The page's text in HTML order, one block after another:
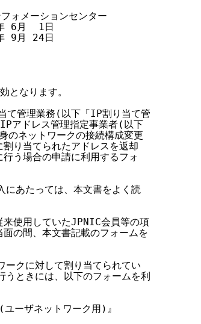
ォメーションセンター
6月  1日
9月 24日
なります。
管理業務(以下「IP割り当て管
アドレス管理指定事業者(以下
ネットワークの接続構成変更
り当てられたアドレスを返却
う場合の申請に利用するフォ
あたっては、本文書をよく読
使用していたJPNIC会員等の項
の間、本文書記載のフォームを
クに対して割り当てられてい
ときには、以下のフォームを利
ーザネットワーク用)』